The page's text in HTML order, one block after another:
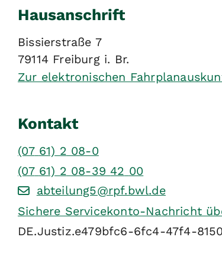
Hausanschrift
Bissierstraße 7
79114 Freiburg i. Br.
Zur elektronischen
Kontakt
(07 61) 2 08-0
(07 61) 2 08-39 42 00
abteilung5@rpf.bwl.de
Sichere Servicekonto-Nachricht
DE.Justiz.e479bfc6-6fc4-47f4-